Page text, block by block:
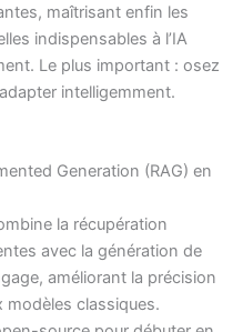
maîtrisant enfin les
indispensables à l’IA
Le plus important : osez
intelligemment.
Generation (RAG) en
la récupération
avec la génération de
améliorant la précision
modèles classiques.